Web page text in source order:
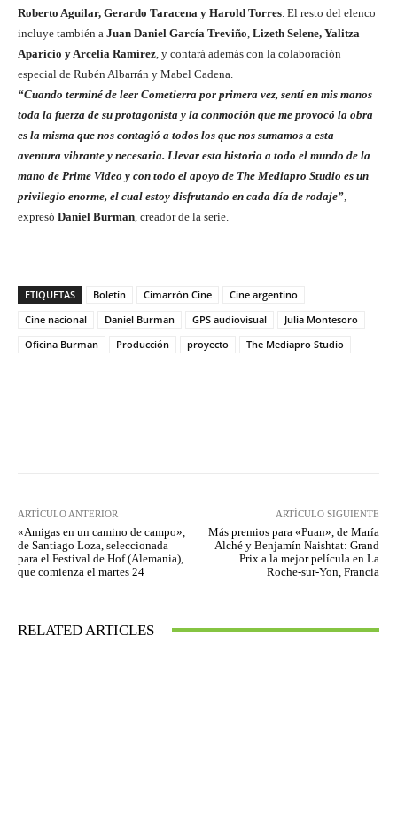
Roberto Aguilar, Gerardo Taracena y Harold Torres . El resto del elenco
incluye también a Juan Daniel García Treviño Lizeth Selene, Yalitza
Aparicio y Arcelia Ramírez , y contará además con la colaboración
especial de Rubén Albarrán y Mabel Cadena.
“Cuando terminé de leer Cometierra por primera vez, sentí en mis manos
toda la fuerza de su protagonista y la conmoción que me provocó la obra
es la misma que nos contagió a todos los que nos sumamos a esta
aventura vibrante y necesaria. Llevar esta historia a todo el mundo de la
mano de Prime Video y con todo el apoyo de The Mediapro Studio es un
privilegio enorme, el cual estoy disfrutando en cada día de rodaje”
expresó Daniel Burman , creador de la serie.
ETIQUETAS Boletín Cimarrón Cine
Cine argentino
Cine nacional
Daniel Burman GPS audiovisual
Julia Montesoro
Oficina Burman
Producción proyecto The Mediapro Studio
ARTÍCULO ANTERIOR
«Amigas en un camino de campo»,
de Santiago Loza, seleccionada
para el Festival de Hof (Alemania),
que comienza el martes 24
ARTÍCULO SIGUIENTE
Más premios para «Puan», de María
Alché y Benjamín Naishtat: Grand
Prix a la mejor película en La
Roche-sur-Yon, Francia
RELATED ARTICLES